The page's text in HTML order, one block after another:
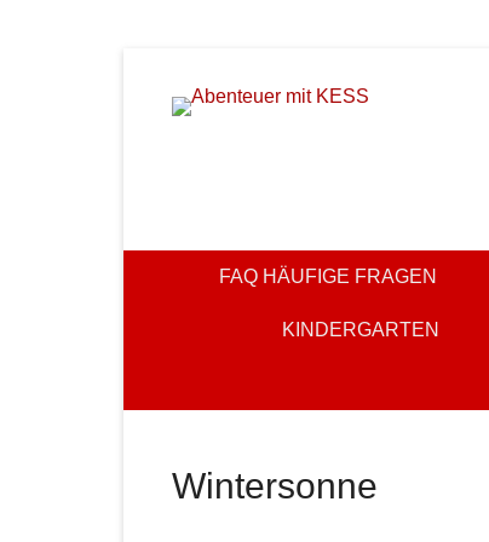
springen
FAQ HÄUFIGE FRAGEN
KINDERGARTEN
Wintersonne